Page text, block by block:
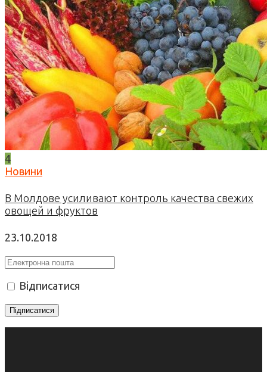
4
Новини
В Молдове усиливают контроль качества свежих
овощей и фруктов
23.10.2018
Відписатися